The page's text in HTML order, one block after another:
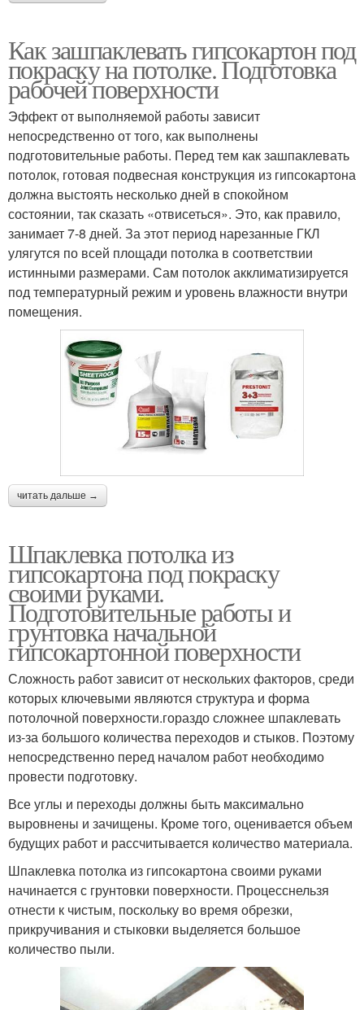
Как зашпаклевать гипсокартон под
покраску на потолке. Подготовка
рабочей поверхности
Эффект от выполняемой работы зависит
непосредственно от того, как выполнены
подготовительные работы. Перед тем как зашпаклевать
потолок, готовая подвесная конструкция из гипсокартона
должна выстоять несколько дней в спокойном
состоянии, так сказать «отвисеться». Это, как правило,
занимает 7-8 дней. За этот период нарезанные ГКЛ
улягутся по всей площади потолка в соответствии
истинными размерами. Сам потолок акклиматизируется
под температурный режим и уровень влажности внутри
помещения.
читать дальше →
Шпаклевка потолка из
гипсокартона под покраску
своими руками.
Подготовительные работы и
грунтовка начальной
гипсокартонной поверхности
Сложность работ зависит от нескольких факторов, среди
которых ключевыми являются структура и форма
потолочной поверхности.гораздо сложнее шпаклевать
из-за большого количества переходов и стыков. Поэтому
непосредственно перед началом работ необходимо
провести подготовку.
Все углы и переходы должны быть максимально
выровнены и зачищены. Кроме того, оценивается объем
будущих работ и рассчитывается количество материала.
Шпаклевка потолка из гипсокартона своими руками
начинается с грунтовки поверхности. Процесснельзя
отнести к чистым, поскольку во время обрезки,
прикручивания и стыковки выделяется большое
количество пыли.